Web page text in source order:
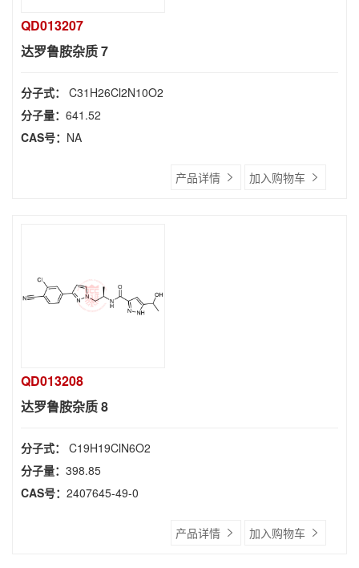
QD013207
达罗鲁胺杂质 7
分子式： C31H26Cl2N10O2
分子量： 641.52
CAS号： NA
产品详情 加入购物车
QD013208
达罗鲁胺杂质 8
分子式： C19H19ClN6O2
分子量： 398.85
CAS号： 2407645-49-0
产品详情 加入购物车